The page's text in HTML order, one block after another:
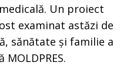
Un proiect
examinat astăzi de
sănătate și familie a